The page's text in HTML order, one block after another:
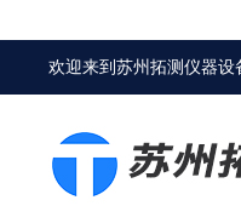
欢迎来到苏州拓测仪器设